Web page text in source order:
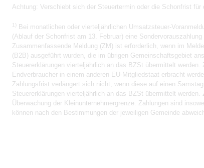
Achtung: Verschiebt sich der Steuertermin oder die Schonfrist
1)
Bei monatlichen oder vierteljährlichen Umsatzsteuer-
(Ablauf der Schonfrist am 13. Februar) eine
Zusammenfassende Meldung (ZM) ist erforderlich, wenn im
(B2B) ausgeführt wurden, die im übrigen Gemeinschaftsgebiet
Steuererklärungen vierteljährlich an das BZSt übermittelt
Endverbraucher in einem anderen EU-Mitgliedstaat erbracht
Zahlungsfrist verlängert sich nicht, wenn diese auf einen
Steuererklärungen vierteljährlich an das BZSt übermittelt
Überwachung der Kleinunternehmergrenze. Zahlungen sind
können nach den Bestimmungen der jeweiligen Gemeinde